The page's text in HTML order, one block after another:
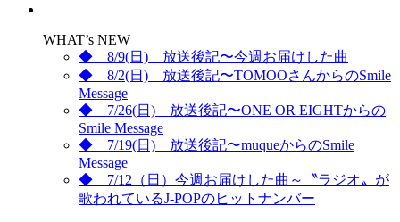
WHAT’s NEW
◆ 8/9(日) 放送後記〜今週お届けした曲
◆ 8/2(日) 放送後記〜TOMOOさんからのSmile
Message
◆ 7/26(日) 放送後記〜ONE OR EIGHTからの
Smile Message
◆ 7/19(日) 放送後記〜muqueからのSmile
Message
◆ 7/12（日）今週お届けした曲～〝ラジオ〟が
歌われているJ-POPのヒットナンバー